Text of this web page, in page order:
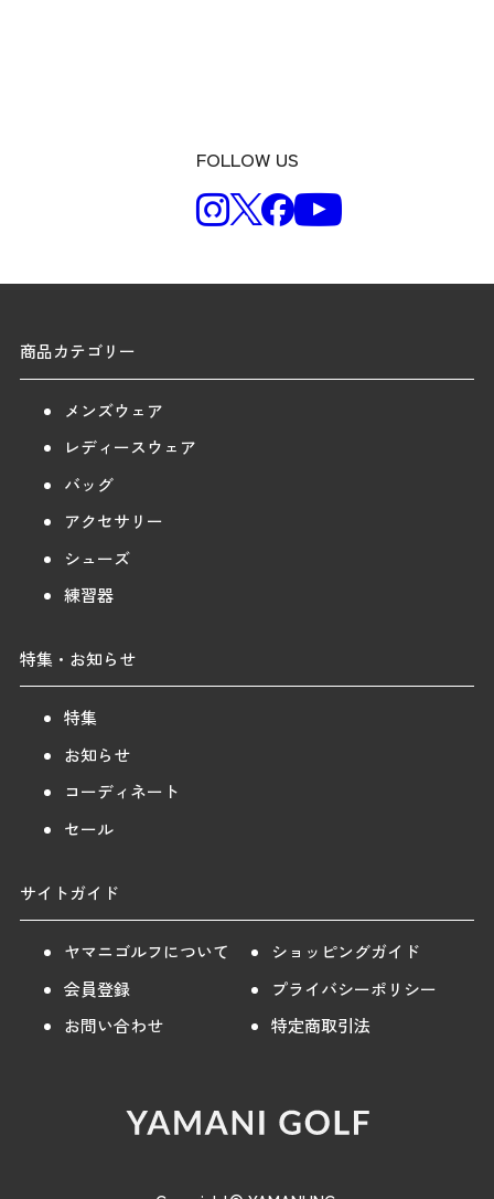
FOLLOW US
商品カテゴリー
メンズウェア
レディースウェア
バッグ
アクセサリー
シューズ
練習器
特集・お知らせ
特集
お知らせ
コーディネート
セール
サイトガイド
ヤマニゴルフについて
ショッピングガイド
会員登録
プライバシーポリシー
お問い合わせ
特定商取引法